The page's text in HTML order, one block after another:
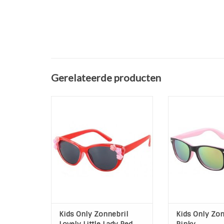
Gerelateerde producten
UV 400
Kleur Lens: Zwart
Kleur Montuur: Rood
TOEVOEGEN AAN WINKELWAGEN
Kids Only Zonnebril
UV
Kleur Lens:
Kleur Montuur:
TOEVOEGEN AAN
Kids Only